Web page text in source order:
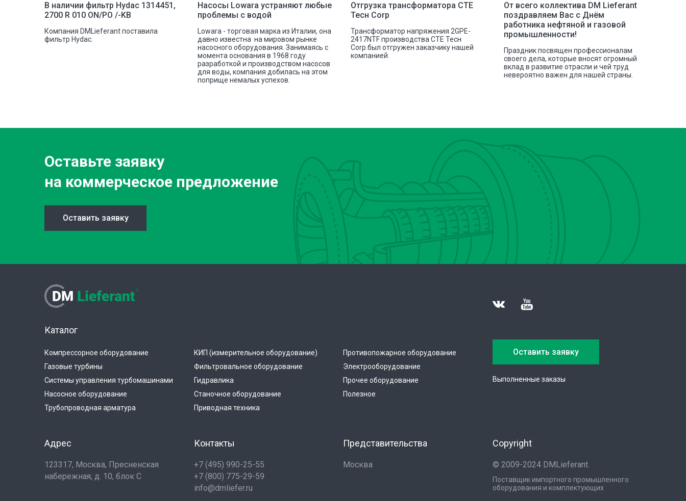
В наличии фильтр Hydac 1314451,
2700 R 010 ON/PO /-KB
Компания DMLieferant поставила
фильтр Hydac.
Насосы Lowara устраняют любые
проблемы с водой
Lowara - торговая марка из Италии, она
давно известна на мировом рынке
насосного оборудования. Занимаясь с
момента основания в 1968 году
разработкой и производством насосов
для воды, компания добилась на этом
поприще немалых успехов.
Отгрузка трансформатора СТЕ
Тесн Corp
Трансформатор напряжения 2GPE-
2417NTF производства СТЕ Тесн
Corp.был отгружен заказчику нашей
компанией.
От всего коллектива DM Lieferant
поздравляем Вас с Днём
работника нефтяной и газовой
промышленности!
Праздник посвящен профессионалам
своего дела, которые вносят огромный
вклад в развитие отрасли и чей труд
невероятно важен для нашей страны.
Оставьте заявку
на коммерческое предложение
Оставить заявку
Каталог
Компрессорное оборудование
Газовые турбины
Системы управления турбомашинами
Насосное оборудование
Трубопроводная арматура
КИП (измерительное оборудование)
Фильтровальное оборудование
Гидравлика
Станочное оборудование
Приводная техника
Противопожарное оборудование
Электрооборудование
Прочее оборудование
Полезное
Оставить заявку
Выполненные заказы
Адрес
123317, Москва, Пресненская
набережная, д. 10, блок С
Контакты
+7 (495) 990-25-55
+7 (800) 775-29-59
info@dmliefer.ru
Представительства
Москва
Copyright
© 2009-2024 DMLieferant.
Поставщик импортного промышленного
оборудования и комплектующих